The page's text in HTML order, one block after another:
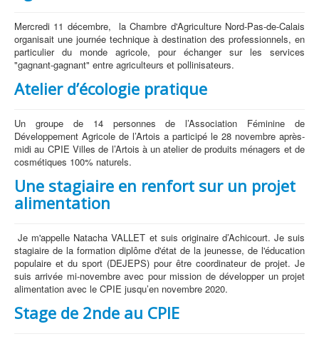
Mercredi 11 décembre, la Chambre d'Agriculture Nord-Pas-de-Calais
organisait une journée technique à destination des professionnels, en
particulier du monde agricole, pour échanger sur les services
"gagnant-gagnant" entre agriculteurs et pollinisateurs.
Atelier d’écologie pratique
Un groupe de 14 personnes de l’Association Féminine de
Développement Agricole de l’Artois a participé le 28 novembre après-
midi au CPIE Villes de l’Artois à un atelier de produits ménagers et de
cosmétiques 100% naturels.
Une stagiaire en renfort sur un projet
alimentation
Je m'appelle Natacha VALLET et suis originaire d’Achicourt. Je suis
stagiaire de la formation diplôme d'état de la jeunesse, de l'éducation
populaire et du sport (DEJEPS) pour être coordinateur de projet. Je
suis arrivée mi-novembre avec pour mission de développer un projet
alimentation avec le CPIE jusqu’en novembre 2020.
Stage de 2nde au CPIE